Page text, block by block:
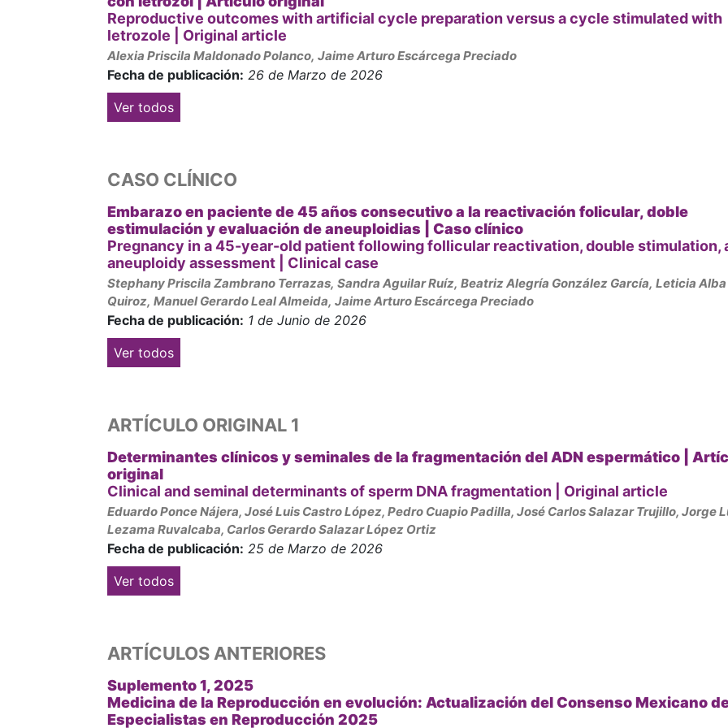
Reproductive outcomes with artificial cycle preparation versus a cycle stimulated with
letrozole | Original article
Alexia Priscila Maldonado Polanco, Jaime Arturo Escárcega Preciado
Fecha de publicación: 26 de Marzo de 2026
Ver todos
CASO CLÍNICO
Embarazo en paciente de 45 años consecutivo a la reactivación folicular, doble
estimulación y evaluación de aneuploidias | Caso clínico
Pregnancy in a 45-year-old patient following follicular reactivation, double stimulation,
aneuploidy assessment | Clinical case
Stephany Priscila Zambrano Terrazas, Sandra Aguilar Ruíz, Beatriz Alegría González García, Leticia Alba
Quiroz, Manuel Gerardo Leal Almeida, Jaime Arturo Escárcega Preciado
Fecha de publicación: 1 de Junio de 2026
Ver todos
ARTÍCULO ORIGINAL 1
Determinantes clínicos y seminales de la fragmentación del ADN espermático |
original
Clinical and seminal determinants of sperm DNA fragmentation | Original article
Eduardo Ponce Nájera, José Luis Castro López, Pedro Cuapio Padilla, José Carlos Salazar Trujillo, Jorge
Lezama Ruvalcaba, Carlos Gerardo Salazar López Ortiz
Fecha de publicación: 25 de Marzo de 2026
Ver todos
ARTÍCULOS ANTERIORES
Suplemento 1, 2025
Medicina de la Reproducción en evolución: Actualización del Consenso Mexicano
Especialistas en Reproducción 2025